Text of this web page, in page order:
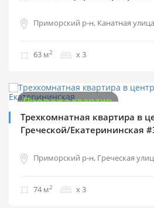
Приморский р-н, Канатная улица
63 м2 х 3
Продажа квартир
Трехкомнатная квартира в
Греческой/Екатерининская
Приморский р-н, Греческая
74 м2 х 3